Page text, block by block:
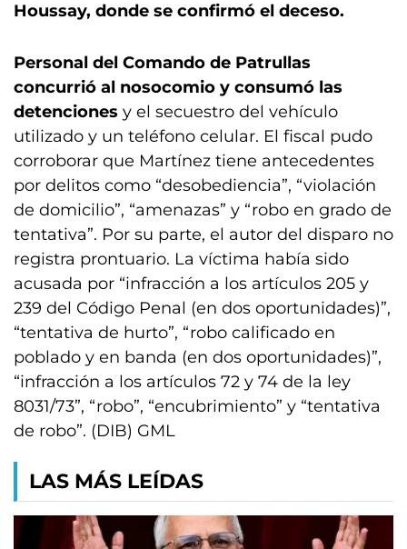
Houssay, donde se confirmó el deceso.
Personal del Comando de Patrullas
concurrió al nosocomio y consumó las
detenciones y el secuestro del vehículo
utilizado y un teléfono celular. El fiscal pudo
corroborar que Martínez tiene antecedentes
por delitos como “desobediencia”, “violación
de domicilio”, “amenazas” y “robo en grado de
tentativa”. Por su parte, el autor del disparo no
registra prontuario. La víctima había sido
acusada por “infracción a los artículos 205 y
239 del Código Penal (en dos oportunidades)”,
“tentativa de hurto”, “robo calificado en
poblado y en banda (en dos oportunidades)”,
“infracción a los artículos 72 y 74 de la ley
8031/73”, “robo”, “encubrimiento” y “tentativa
de robo”. (DIB) GML
LAS MÁS LEÍDAS